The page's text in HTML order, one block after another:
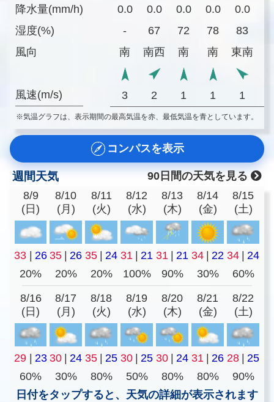
降水量(mm/h)
湿度(%)
風向
風速(m/s)
0.0 0.0 0.0 0.0 0.0
-
67 72 78 83
南
南西 南 南 東南
3 2 1 1 1
※気温グラフは、表示期間の最高気温を赤、最低気温を青としています。
コンパスを表示
週間天気
90日間の天気を見る
8/9
(日)
8/10
(月)
8/11
(火)
8/12
(水)
8/13
(木)
8/14
(金)
8/15
(土)
33 | 26 35 | 26 35 | 24 31 | 21 31 | 21 34 | 22 34 | 24
20%
20% 20% 100% 90% 30% 60%
8/16
(日)
8/17
(月)
8/18
(火)
8/19
(水)
8/20
(木)
8/21
(金)
8/22
(土)
29 | 23 30 | 24 35 | 25 30 | 25 30 | 24 31 | 26 28 | 25
60%
30% 80% 50% 80% 80%
90%
日付をタップすると、天気の詳細が表示されます